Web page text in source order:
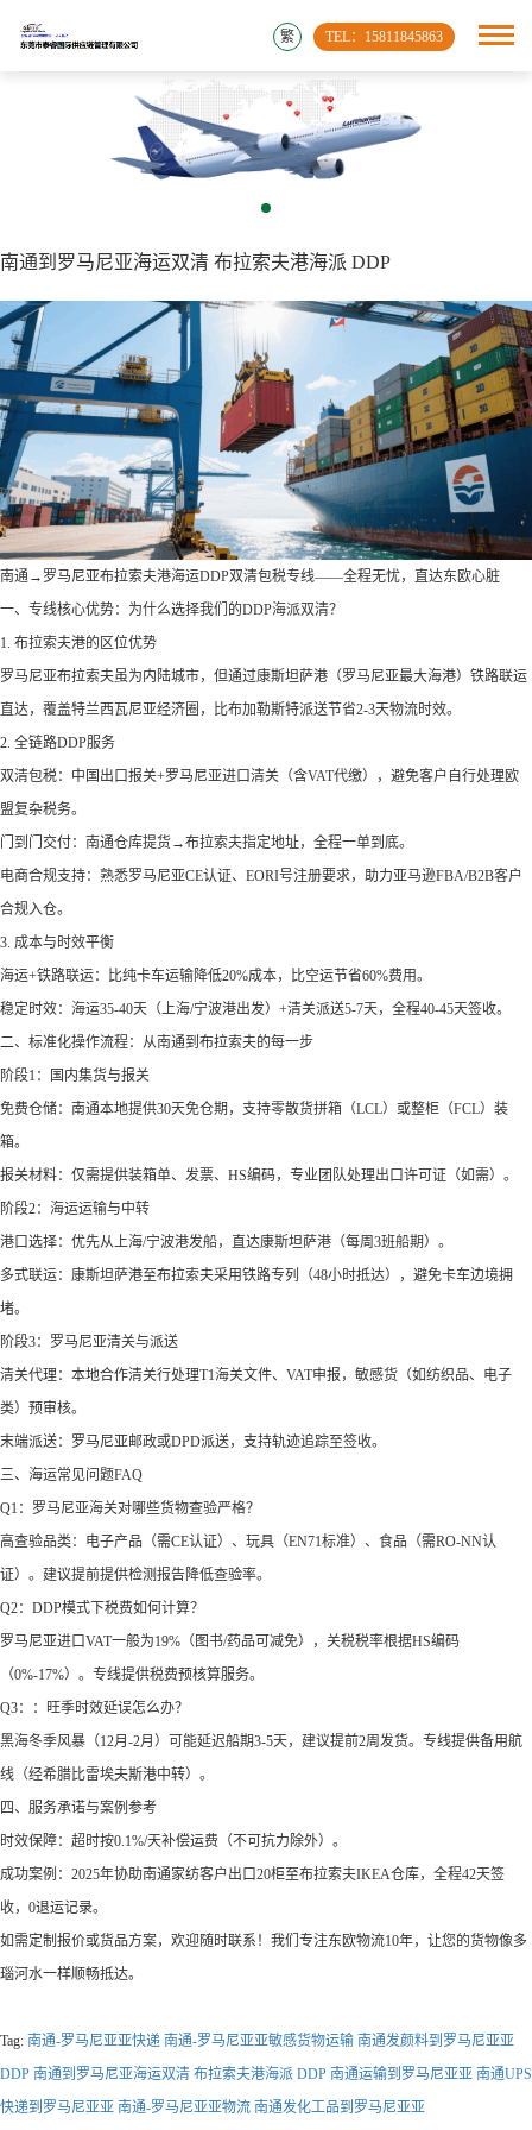
TEL：15811845863
繁
南通到罗马尼亚海运双清 布拉索夫港海派 DDP
‌南通→罗马尼亚布拉索夫港海运DDP双清包税专线——全程无忧，直达东欧心脏‌
‌一、专线核心优势：为什么选择我们的DDP海派双清？‌
1. ‌布拉索夫港的区位优势‌
罗马尼亚布拉索夫虽为内陆城市，但通过康斯坦萨港（罗马尼亚最大海港）铁路联运
直达，覆盖特兰西瓦尼亚经济圈，比布加勒斯特派送节省2-3天物流时效。
2. ‌全链路DDP服务‌
‌双清包税‌：中国出口报关+罗马尼亚进口清关（含VAT代缴），避免客户自行处理欧
盟复杂税务。
‌门到门交付‌：南通仓库提货→布拉索夫指定地址，全程一单到底。
‌电商合规支持‌：熟悉罗马尼亚CE认证、EORI号注册要求，助力亚马逊FBA/B2B客户
合规入仓。
3. ‌成本与时效平衡‌
‌海运+铁路联运‌：比纯卡车运输降低20%成本，比空运节省60%费用。
‌稳定时效‌：海运35-40天（上海/宁波港出发）+清关派送5-7天，全程40-45天签收。
‌二、标准化操作流程：从南通到布拉索夫的每一步‌
‌阶段1：国内集货与报关‌
‌免费仓储‌：南通本地提供30天免仓期，支持零散货拼箱（LCL）或整柜（FCL）装
箱。
‌报关材料‌：仅需提供装箱单、发票、HS编码，专业团队处理出口许可证（如需）。
‌阶段2：海运运输与中转‌
‌港口选择‌：优先从上海/宁波港发船，直达康斯坦萨港（每周3班船期）。
‌多式联运‌：康斯坦萨港至布拉索夫采用铁路专列（48小时抵达），避免卡车边境拥
堵。
‌阶段3：罗马尼亚清关与派送‌
‌清关代理‌：本地合作清关行处理T1海关文件、VAT申报，敏感货（如纺织品、电子
类）预审核。
‌末端派送‌：罗马尼亚邮政或DPD派送，支持轨迹追踪至签收。
‌三、海运常见问题FAQ‌
‌Q1：罗马尼亚海关对哪些货物查验严格？‌
‌高查验品类‌：电子产品（需CE认证）、玩具（EN71标准）、食品（需RO-NN认
证）。建议提前提供检测报告降低查验率。
‌Q2：DDP模式下税费如何计算？‌
罗马尼亚进口VAT一般为19%（图书/药品可减免），关税税率根据HS编码
（0%-17%）。专线提供税费预核算服务。
‌Q3：：旺季时效延误怎么办？‌
黑海冬季风暴（12月-2月）可能延迟船期3-5天，建议提前2周发货。专线提供备用航
线（经希腊比雷埃夫斯港中转）。
‌四、服务承诺与案例参考‌
‌时效保障‌：超时按0.1%/天补偿运费（不可抗力除外）。
‌成功案例‌：2025年协助南通家纺客户出口20柜至布拉索夫IKEA仓库，全程42天签
收，0退运记录。
如需定制报价或货品方案，欢迎随时联系！我们专注东欧物流10年，让您的货物像多
瑙河水一样顺畅抵达。
Tag: 南通-罗马尼亚亚快递 南通-罗马尼亚亚敏感货物运输 南通发颜料到罗马尼亚亚
DDP 南通到罗马尼亚海运双清 布拉索夫港海派 DDP 南通运输到罗马尼亚亚 南通UPS
快递到罗马尼亚亚 南通-罗马尼亚亚物流 南通发化工品到罗马尼亚亚